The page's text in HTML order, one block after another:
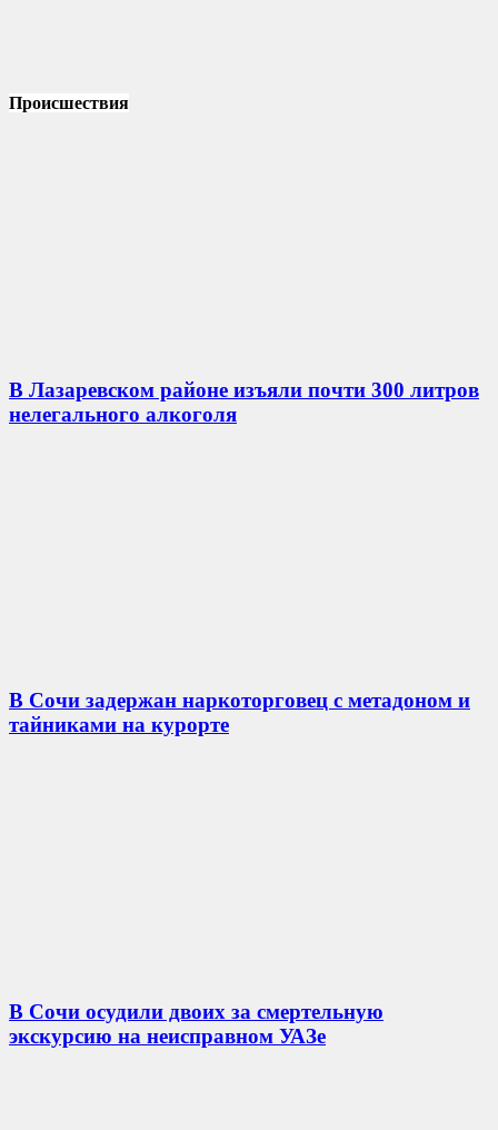
Происшествия
В Лазаревском районе изъяли почти 300 литров
нелегального алкоголя
В Сочи задержан наркоторговец с метадоном и
тайниками на курорте
В Сочи осудили двоих за смертельную
экскурсию на неисправном УАЗе